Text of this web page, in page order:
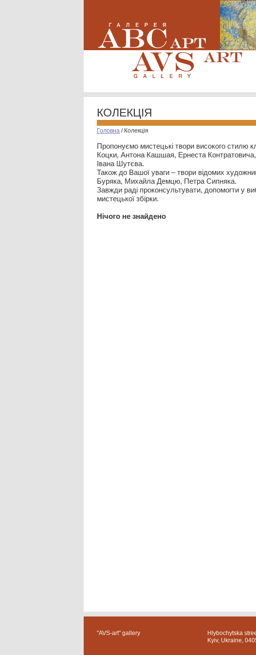
КОЛЕКЦІЯ
Головна / Колекція
Пропонуємо мистецькі твори високого стилю
Коцки, Антона Кашшая, Ернеста
Івана Шутєва.
Також до Вашої уваги – твори відомих
Буряка, Михайла Демцю, Петра Сипняка.
Завжди раді проконсультувати, допомогти у
мистецької збірки.
Нiчого не знайдено
"AVS-art" gallery
Hlybochytska
Kyiv, Ukraine,